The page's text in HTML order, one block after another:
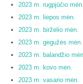
2023 m. rugpjūčio mėn.
2023 m. liepos mėn.
2023 m. birželio mėn.
2023 m. gegužės mėn.
2023 m. balandžio
2023 m. kovo mėn.
2023 m. vasario mėn.